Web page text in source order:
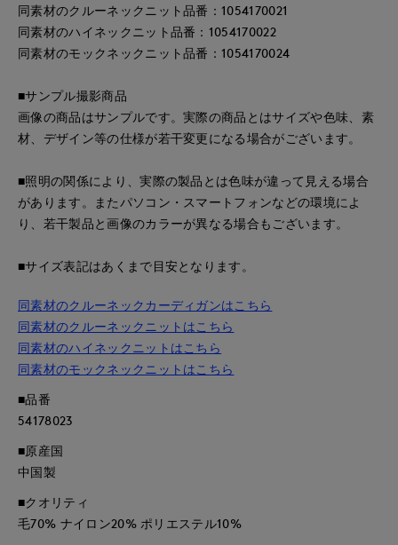
同素材のクルーネックニット品番：1054170021
同素材のハイネックニット品番：1054170022
同素材のモックネックニット品番：1054170024
■サンプル撮影商品
画像の商品はサンプルです。実際の商品とはサイズや色味、素
材、デザイン等の仕様が若干変更になる場合がございます。
■照明の関係により、実際の製品とは色味が違って見える場合
があります。またパソコン・スマートフォンなどの環境によ
り、若干製品と画像のカラーが異なる場合もございます。
■サイズ表記はあくまで目安となります。
同素材のクルーネックカーディガンはこちら
同素材のクルーネックニットはこちら
同素材のハイネックニットはこちら
同素材のモックネックニットはこちら
■品番
54178023
■原産国
中国製
■クオリティ
毛70% ナイロン20% ポリエステル10%